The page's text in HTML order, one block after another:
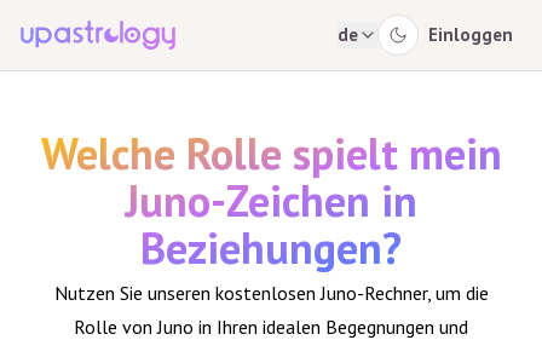
de Einloggen
Welche Rolle spielt mein
Juno-Zeichen in
Beziehungen?
Nutzen Sie unseren kostenlosen Juno-Rechner, um die
Rolle von Juno in Ihren idealen Begegnungen und